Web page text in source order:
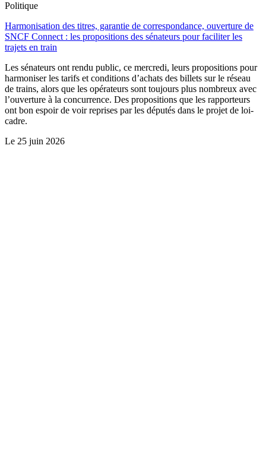
Politique
Harmonisation des titres, garantie de correspondance, ouverture de
SNCF Connect : les propositions des sénateurs pour faciliter les
trajets en train
Les sénateurs ont rendu public, ce mercredi, leurs propositions pour
harmoniser les tarifs et conditions d’achats des billets sur le réseau
de trains, alors que les opérateurs sont toujours plus nombreux avec
l’ouverture à la concurrence. Des propositions que les rapporteurs
ont bon espoir de voir reprises par les députés dans le projet de loi-
cadre.
Le 25 juin 2026